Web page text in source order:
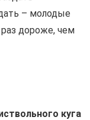
– молодые
дороже, чем
куга